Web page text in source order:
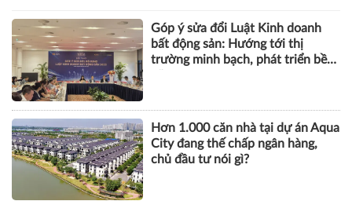
Hơn 1.000 căn nhà tại dự án Aqua
City đang thế chấp ngân hàng,
chủ đầu tư nói gì?
Vinhomes Green Paradise được
trao chứng nhận thành phố thông
minh dựa trên tiêu chuẩn ISO
37122